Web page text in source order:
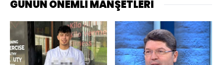
GÜNÜN ÖNEMLİ MANŞETLERİ